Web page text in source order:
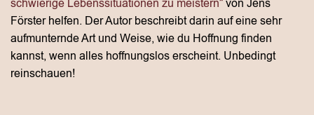
schwierige Lebenssituationen zu meistern“von Jens
Förster helfen. Der Autor beschreibt darin auf eine sehr
aufmunternde Art und Weise, wie du Hoffnung finden
kannst, wenn alles hoffnungslos erscheint. Unbedingt
reinschauen!